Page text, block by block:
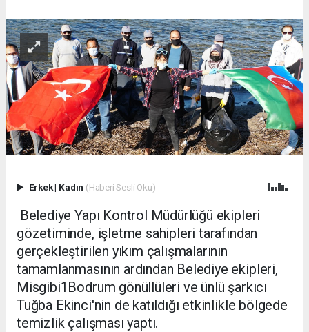
Erkek| Kadın (Haberi Sesli Oku)
Belediye Yapı Kontrol Müdürlüğü ekipleri
gözetiminde, işletme sahipleri tarafından
gerçekleştirilen yıkım çalışmalarının
tamamlanmasının ardından Belediye ekipleri,
Misgibi1Bodrum gönüllüleri ve ünlü şarkıcı
Tuğba Ekinci'nin de katıldığı etkinlikle bölgede
temizlik çalışması yaptı.